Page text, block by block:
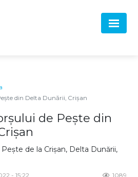
din Delta Dunării, Crișan
de Pește din
de la Crișan, Delta Dunării,
- 15:22 1089